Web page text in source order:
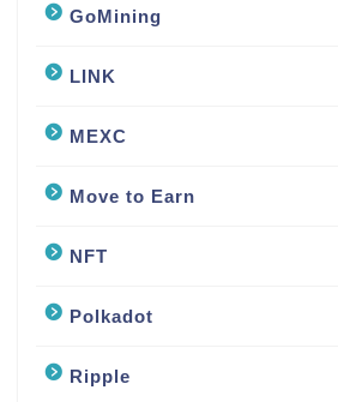
GoMining
LINK
MEXC
Move to Earn
NFT
Polkadot
Ripple